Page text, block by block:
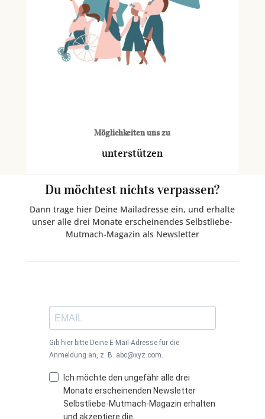
Möglichkeiten uns zu
unterstützen
Du möchtest nichts verpassen?
Dann trage hier Deine Mailadresse ein, und erhalte
unser alle drei Monate erscheinendes Selbstliebe-
Mutmach-Magazin als Newsletter
Gib hier bitte Deine E-Mail-Adresse für die
Anmeldung an, z. B. abc@xyz.com.
Ich möchte den ungefähr alle drei
Monate erscheinenden Newsletter
Selbstliebe-Mutmach-Magazin erhalten
und akzeptiere die